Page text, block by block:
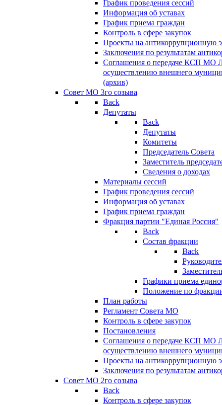
График проведения сессий
Информация об уставах
График приема граждан
Контроль в сфере закупок
Проекты на антикоррупционную
Заключения по результатам
Соглашения о передаче КСП МО
осуществлению внешнего
(архив)
Совет МО 3го созыва
Back
Депутаты
Back
Депутаты
Комитеты
Председатель Совета
Заместитель
Сведения о доходах
Материалы сессий
График проведения сессий
Информация об уставах
График приема граждан
Фракция партии "Единая Россия"
Back
Состав фракции
Back
Графики приема
Положение по
План работы
Регламент Совета МО
Контроль в сфере закупок
Постановления
Соглашения о передаче КСП МО
осуществлению внешнего
Проекты на антикоррупционную
Заключения по результатам
Совет МО 2го созыва
Back
Контроль в сфере закупок